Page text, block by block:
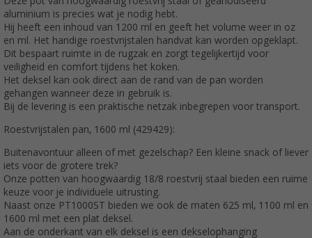
aluminium is precies wat je nodig hebt.
Hij heeft een inhoud van 1200 ml en geeft het volume weer in oz
en ml. Het handige roestvrijstalen handvat kan worden opgeklapt.
Dit bespaart ruimte in de rugzak en zorgt tegelijkertijd voor
veiligheid en comfort tijdens het koken.
Het deksel kan ook direct aan de rand van de pan worden
gehangen wanneer deze in gebruik is.
Bij de levering is een praktische netzak inbegrepen voor transport.
Roestvrijstalen pan, 1600 ml (429429):
Buitenavontuur alleen of met gezelschap? Een kleine snack of liever
iets voor de grotere trek?
Onze potten van hoogwaardig 18/8 roestvrij staal bieden een ruime
keuze voor je individuele uitrusting.
Naast onze PT1000ST bieden we ook de maten 625 ml, 1100 ml en
1600 ml met een plat deksel.
Aan de onderkant van elk deksel is een dekselophanging